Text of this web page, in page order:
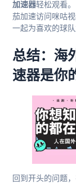
加速器轻松观看
茄加速访问咪咕
一起为喜欢的球队
总结：海
速器是你
回到开头的问题